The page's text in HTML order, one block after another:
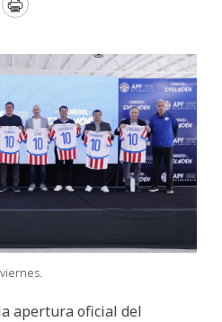
Print
apertura oficial del